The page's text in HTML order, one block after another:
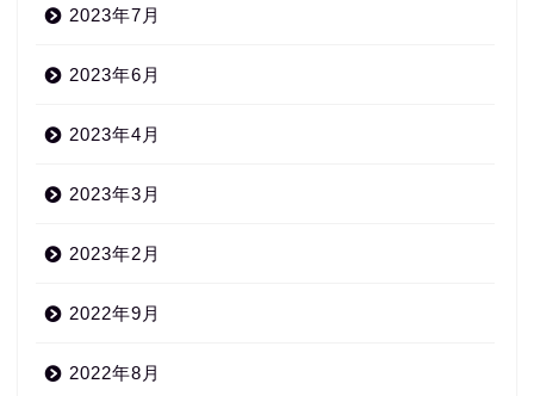
2023年7月
2023年6月
2023年4月
2023年3月
2023年2月
2022年9月
2022年8月